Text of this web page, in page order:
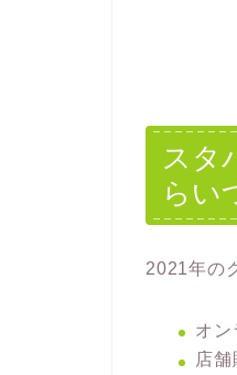
スタ
らい
2021年の
オ
店